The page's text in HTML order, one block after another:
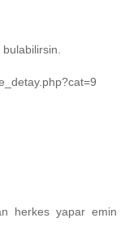
herkes yapar emin